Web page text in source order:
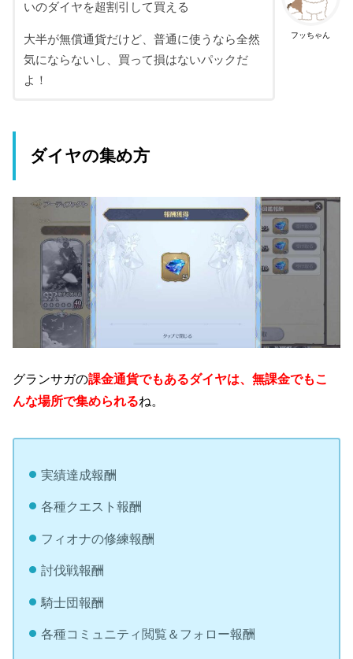
フッちゃん
いのダイヤを超割引して買える
大半が無償通貨だけど、普通に使うなら全然
気にならないし、買って損はないパックだ
よ！
ダイヤの集め方
グランサガの課金通貨でもあるダイヤは、無課金でもこ
んな場所で集められるね。
実績達成報酬
各種クエスト報酬
フィオナの修練報酬
討伐戦報酬
騎士団報酬
各種コミュニティ閲覧＆フォロー報酬